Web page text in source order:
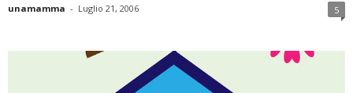
unamamma - Luglio 21, 2006 5